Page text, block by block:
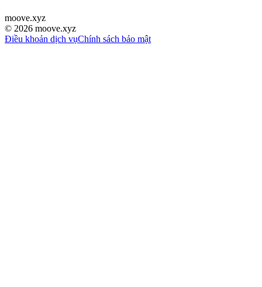
moove.xyz
© 2026 moove.xyz
Điều khoản dịch vụChính sách bảo mật